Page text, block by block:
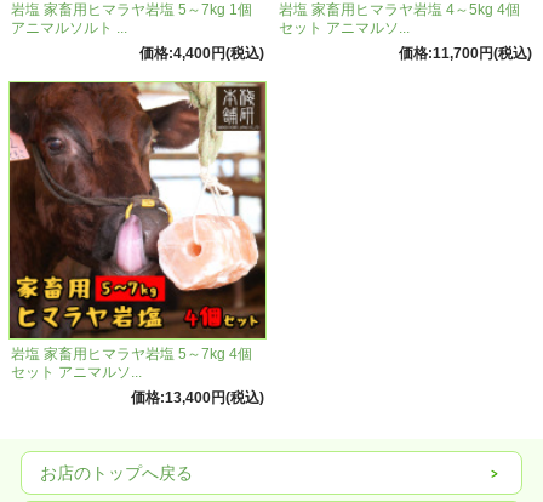
岩塩 家畜用ヒマラヤ岩塩 5～7kg 1個
アニマルソルト ...
価格:4,400円(税込)
岩塩 家畜用ヒマラヤ岩塩 4～5kg 4個
セット アニマルソ...
価格:11,700円(税込)
岩塩 家畜用ヒマラヤ岩塩 5～7kg 4個
セット アニマルソ...
価格:13,400円(税込)
お店のトップへ戻る